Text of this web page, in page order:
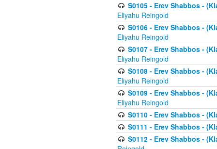
S0105 - Erev Shabbos -
Eliyahu Reingold
S0106 - Erev Shabbos -
Eliyahu Reingold
S0107 - Erev Shabbos -
Eliyahu Reingold
S0108 - Erev Shabbos -
Eliyahu Reingold
S0109 - Erev Shabbos -
Eliyahu Reingold
S0110 - Erev Shabbos -
S0111 - Erev Shabbos -
S0112 - Erev Shabbos -